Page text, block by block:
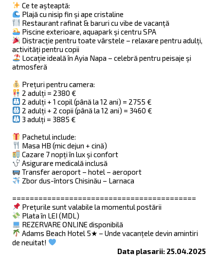
Ce te așteaptă:
Plajă cu nisip fin și ape cristaline
Restaurant rafinat & baruri cu vibe de vacanță
Piscine exterioare, aquapark și centru SPA
Distracție pentru toate vârstele – relaxare pentru adulți,
activități pentru copii
Locație ideală în Ayia Napa – celebră pentru peisaje și
atmosferă
Prețuri pentru camera:
2 adulți = 2380 €
2 adulți + 1 copil (până la 12 ani) = 2755 €
2 adulți + 2 copii (până la 12 ani) = 3460 €
3 adulți = 3885 €
Pachetul include:
Masa HB (mic dejun + cină)
Cazare 7 nopți în lux și confort
Asigurare medicală inclusă
Transfer aeroport – hotel – aeroport
Zbor dus-întors Chisinău – Larnaca
==========================================
Prețurile sunt valabile la momentul postării
Plata în LEI (MDL)
REZERVARE ONLINE disponibilă
Adams Beach Hotel 5★ – Unde vacanțele devin amintiri
de neuitat!
Data plasarii: 25.04.2025